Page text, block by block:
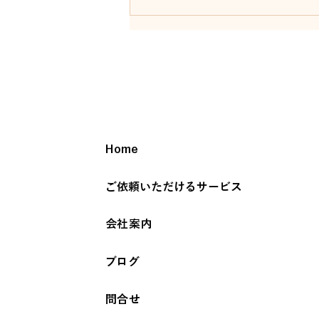
「忍者曲芸ショー＆修行体
Home
ご依頼いただけるサービス
会社案内
ブログ
問合せ